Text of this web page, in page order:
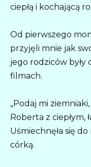
ciepłą i kochającą
Od pierwszego
przyjęli mnie jak
jego rodziców były
filmach.
„Podaj mi
Roberta z ciepłym,
Uśmiechnęła się do
córką.